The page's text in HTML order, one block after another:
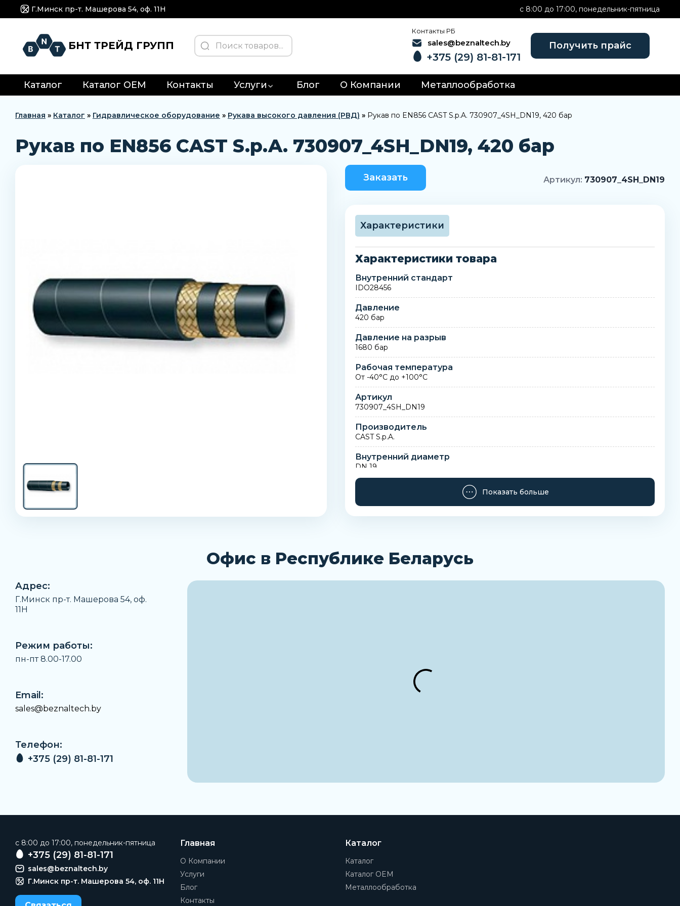
Г.Минск пр-т. Машерова 54, оф. 11H c 8:00 до 17:00, понедельник-пятница
БНТ ТРЕЙД ГРУПП
Контакты РБ
sales@beznaltech.by
+375 (29) 81-81-171
Получить прайс
Каталог Каталог OEM Контакты Услуги Блог О Компании Металлообработка
Главная » Каталог » Гидравлическое оборудование » Рукава высокого давления (РВД) » Рукав по EN856 CAST S.p.A. 730907_4SH_DN19, 420 бар
Рукав по EN856 CAST S.p.A. 730907_4SH_DN19, 420 бар
Заказать Артикул: 730907_4SH_DN19
Характеристики
Характеристики товара
Внутренний стандарт
IDO28456
Давление
420 бар
Давление на разрыв
1680 бар
Рабочая температура
От -40°С до +100°С
Артикул
730907_4SH_DN19
Производитель
CAST S.p.A.
Внутренний диаметр
DN 19
Показать больше
Офис в Республике Беларусь
Адрес:
Г.Минск пр-т. Машерова 54, оф.
11H
Режим работы:
пн-пт 8.00-17.00
Email:
sales@beznaltech.by
Телефон:
+375 (29) 81-81-171
c 8:00 до 17:00, понедельник-пятница
+375 (29) 81-81-171
sales@beznaltech.by
Г.Минск пр-т. Машерова 54, оф. 11H
Главная
О Компании
Услуги
Блог
Контакты
Каталог
Каталог
Каталог OEM
Металлообработка